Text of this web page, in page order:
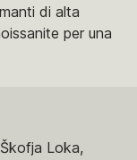
di alta
per una
Loka,